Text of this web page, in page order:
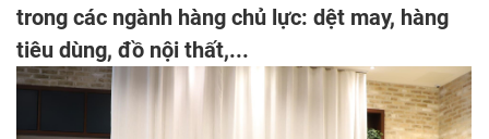
trong các ngành hàng chủ lực: dệt may, hàng
tiêu dùng, đồ nội thất,...